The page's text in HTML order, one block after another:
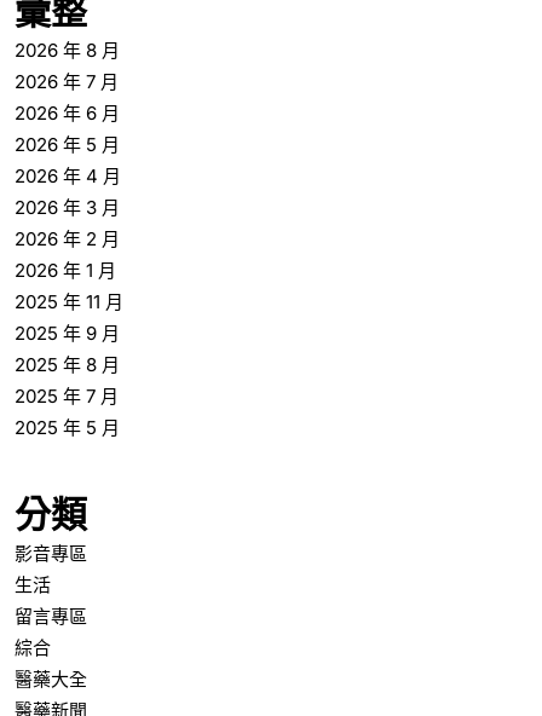
彙整
2026 年 8 月
2026 年 7 月
2026 年 6 月
2026 年 5 月
2026 年 4 月
2026 年 3 月
2026 年 2 月
2026 年 1 月
2025 年 11 月
2025 年 9 月
2025 年 8 月
2025 年 7 月
2025 年 5 月
分類
影音專區
生活
留言專區
綜合
醫藥大全
醫藥新聞